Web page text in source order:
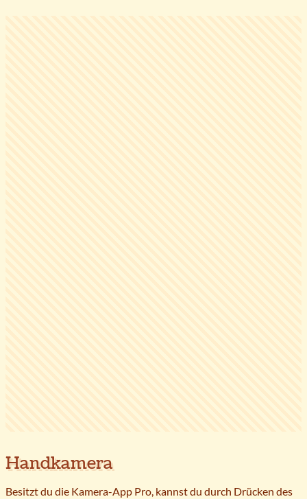
Handkamera
Besitzt du die Kamera-App Pro, kannst du durch Drücken des